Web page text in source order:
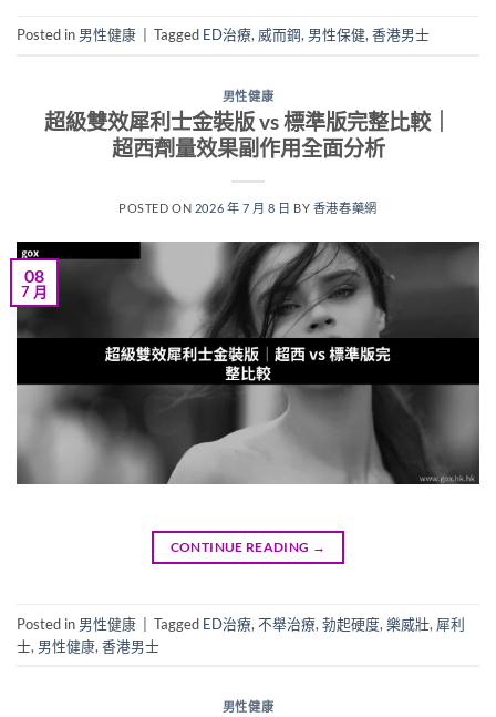
Posted in 男性健康 Tagged ED治療, 威而鋼, 男性保健,香港男士
男性健康
超級雙效犀利士金裝版 vs 標準版完整比較｜
超西劑量效果副作用全面分析
POSTED ON 2026 年 7 月 8 日 BY 香港春藥網
08
7 月
CONTINUE READING →
Posted in 男性健康 | Tagged ED治療, 不舉治療, 勃起硬度, 樂威壯, 犀利
士, 男性健康, 香港男士
男性健康